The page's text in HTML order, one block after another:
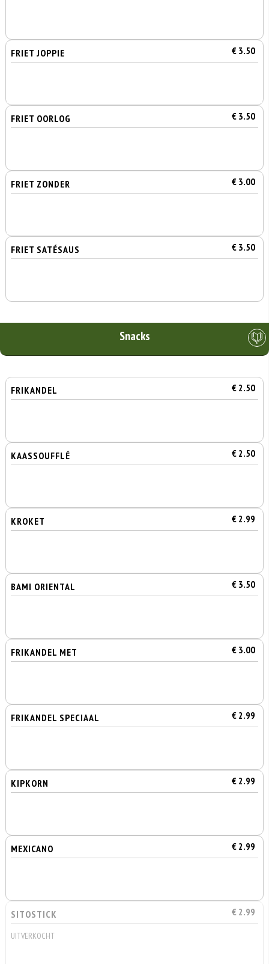
FRIET JOPPIE € 3.50
FRIET OORLOG € 3.50
FRIET ZONDER € 3.00
FRIET SATÉSAUS € 3.50
Snacks
FRIKANDEL € 2.50
KAASSOUFFLÉ € 2.50
KROKET € 2.99
BAMI ORIENTAL € 3.50
FRIKANDEL MET € 3.00
FRIKANDEL SPECIAAL € 2.99
KIPKORN € 2.99
MEXICANO € 2.99
SITOSTICK € 2.99
UITVERKOCHT